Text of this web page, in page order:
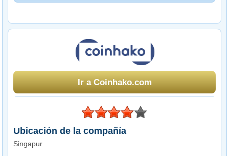
Ir a Coinhako.com
Ubicación de la compañía
Singapur